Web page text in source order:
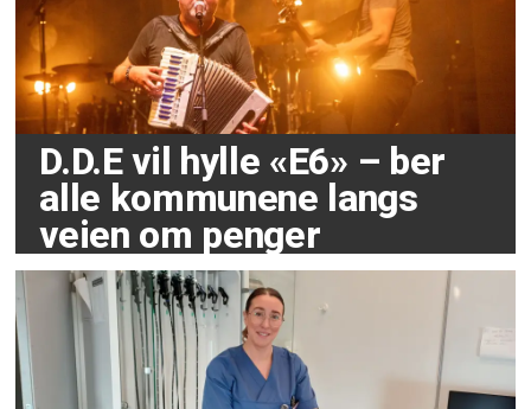
D.D.E vil hylle «E6» – ber
alle kommunene langs
veien om penger